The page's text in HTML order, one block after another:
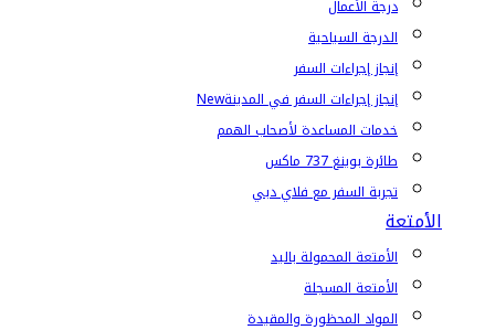
درجة الأعمال
الدرجة السياحية
إنجاز إجراءات السفر
إنجاز إجراءات السفر في المدينةNew
خدمات المساعدة لأصحاب الهمم
طائرة بوينغ 737 ماكس
تجربة السفر مع فلاي دبي
الأمتعة
الأمتعة المحمولة باليد
الأمتعة المسجلة
المواد المحظورة والمقيدة